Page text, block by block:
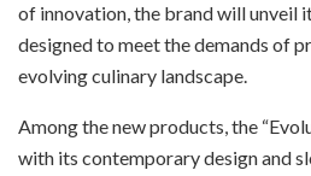
of innovation, the brand will unveil
designed to meet the demands of
evolving culinary landscape.
Among the new products, the
with its contemporary design and